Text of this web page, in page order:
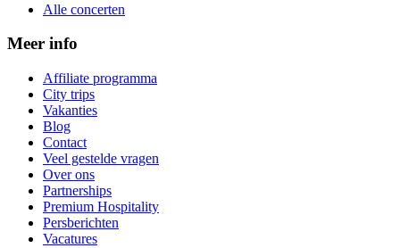
Alle concerten
Meer info
Affiliate programma
City trips
Vakanties
Blog
Contact
Veel gestelde vragen
Over ons
Partnerships
Premium Hospitality
Persberichten
Vacatures